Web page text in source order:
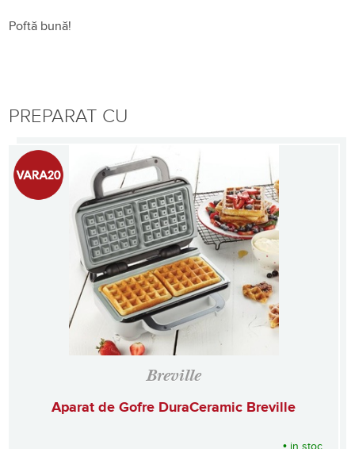
Poftă bună!
PREPARAT CU
Breville
Aparat de Gofre DuraCeramic Breville
• in stoc